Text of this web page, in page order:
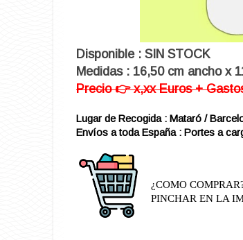
Disponible : SIN STOCK
Medidas : 16,50 cm ancho x
Precio 👉 x,xx Euros +
Lugar de Recogida : Mataró /
Envíos a toda España : Portes a
¿COMO
PINCHAR EN LA